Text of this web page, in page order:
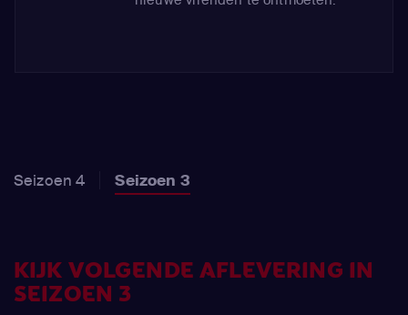
Seizoen 4 Seizoen 3
KIJK VOLGENDE AFLEVERING IN
SEIZOEN 3